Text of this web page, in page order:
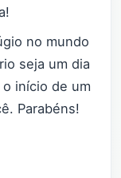
no mundo
seja um dia
início de um
Parabéns!